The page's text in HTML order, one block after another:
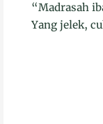
“Madrasah
Yang jelek,